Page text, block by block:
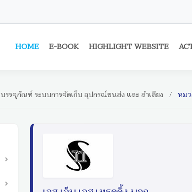
HOME E-BOOK HIGHLIGHT WEBSITE
บรรจุภัณฑ์ ระบบการจัดเก็บ อุปกรณ์ขนส่ง และ ลำเลียง / หม